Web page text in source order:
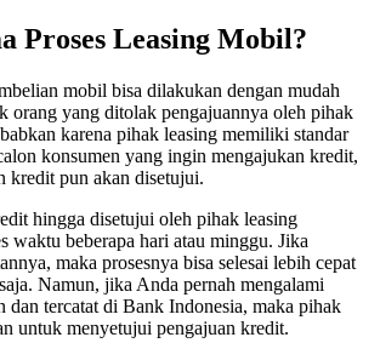
Proses Leasing Mobil?
mobil bisa dilakukan dengan mudah
orang yang ditolak pengajuannya oleh pihak
karena pihak leasing memiliki standar
konsumen yang ingin mengajukan kredit,
kredit pun akan disetujui.
hingga disetujui oleh pihak leasing
waktu beberapa hari atau minggu. Jika
maka prosesnya bisa selesai lebih cepat
Namun, jika Anda pernah mengalami
dan tercatat di Bank Indonesia, maka pihak
untuk menyetujui pengajuan kredit.